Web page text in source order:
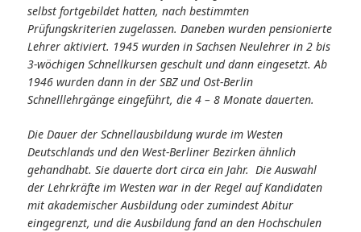
selbst fortgebildet hatten, nach bestimmten
Prüfungskriterien zugelassen. Daneben wurden pensionierte
Lehrer aktiviert. 1945 wurden in Sachsen Neulehrer in 2 bis
3-wöchigen Schnellkursen geschult und dann eingesetzt. Ab
1946 wurden dann in der SBZ und Ost-Berlin
Schnelllehrgänge eingeführt, die 4 – 8 Monate dauerten.
Die Dauer der Schnellausbildung wurde im Westen
Deutschlands und den West-Berliner Bezirken ähnlich
gehandhabt. Sie dauerte dort circa ein Jahr. Die Auswahl
der Lehrkräfte im Westen war in der Regel auf Kandidaten
mit akademischer Ausbildung oder zumindest Abitur
eingegrenzt, und die Ausbildung fand an den Hochschulen